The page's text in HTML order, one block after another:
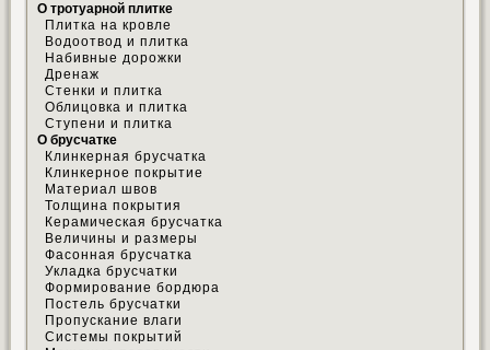
О тротуарной плитке
Плитка на кровле
Водоотвод и плитка
Набивные дорожки
Дренаж
Стенки и плитка
Облицовка и плитка
Ступени и плитка
О брусчатке
Клинкерная брусчатка
Клинкерное покрытие
Материал швов
Толщина покрытия
Керамическая брусчатка
Величины и размеры
Фасонная брусчатка
Укладка брусчатки
Формирование бордюра
Постель брусчатки
Пропускание влаги
Системы покрытий